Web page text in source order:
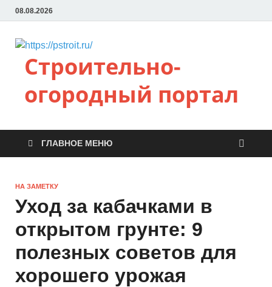
08.08.2026
Строительно-
огородный портал
ГЛАВНОЕ МЕНЮ
НА ЗАМЕТКУ
Уход за кабачками в
открытом грунте: 9
полезных советов для
хорошего урожая